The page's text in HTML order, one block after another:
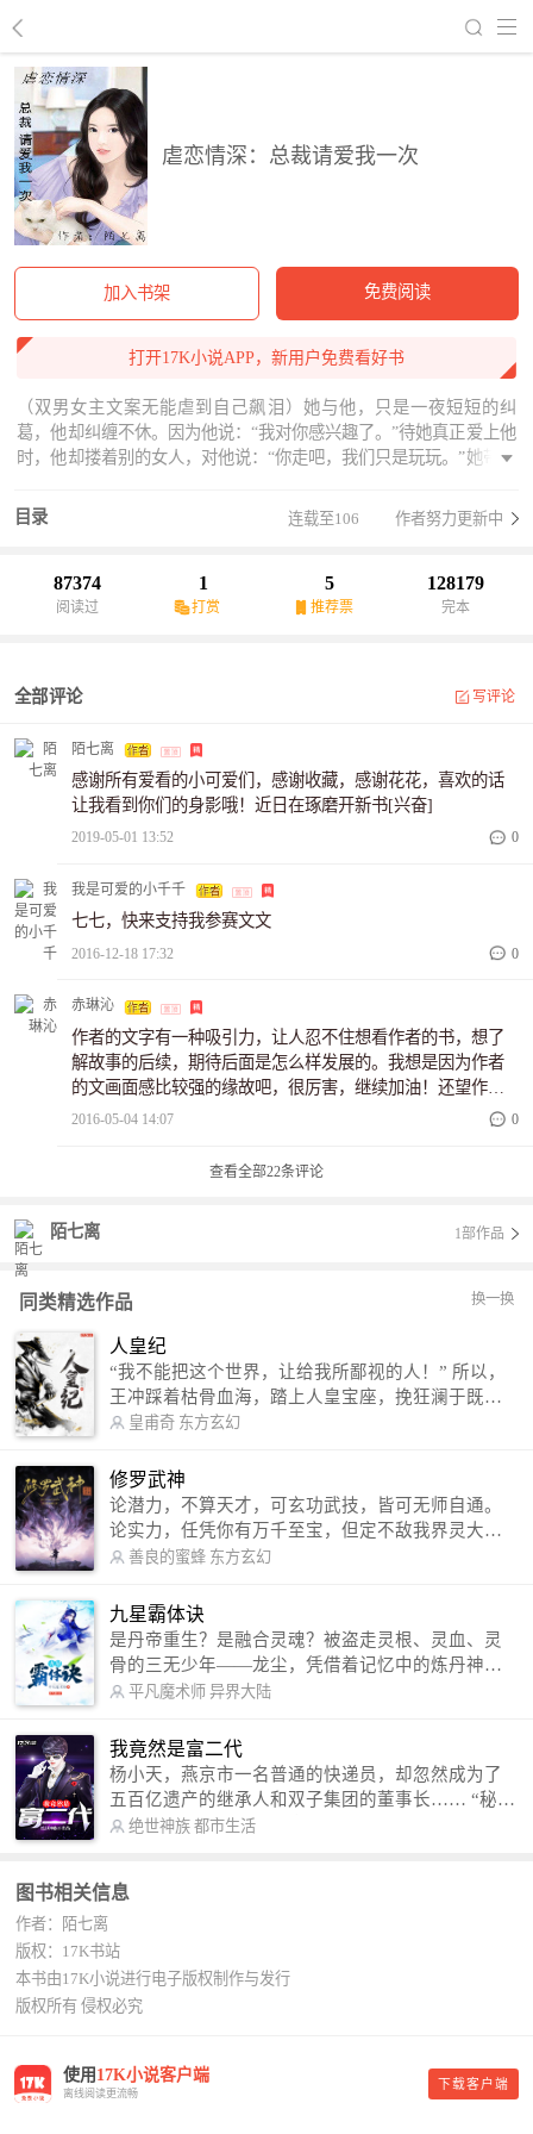
虐恋情深：总裁请爱我一次
加入书架 免费阅读
打开17K小说APP，新用户免费看好书
（双男女主文案无能虐到自己飙泪）她与他，只是一夜短短的纠
葛，他却纠缠不休。因为他说：“我对你感兴趣了。”待她真正爱上他
时，他却搂着别的女人，对他说：“你走吧，我们只是玩玩。”她带着
福……她与他，是她的纠缠。她不要钱财，不要身份，只求陪在他
身边。可是她的一厢付出，却从来没有回报。他心中，永远只有那
利用的工具.....真相揭露，他才后悔，因为他早已爱上了她：他才后
悔，原来他一直爱错了人。正是由于他的疏忽，让他爱的人，至此
目录 连载至106 作者努力更新中
87374
阅读过
1
打赏
5
推荐票
128179
完本
全部评论 写评论
陌七离
感谢所有爱看的小可爱们，感谢收藏，感谢花花，喜欢的话
让我看到你们的身影哦！近日在琢磨开新书[兴奋]
2019-05-01 13:52 0
我是可爱的小千千
七七，快来支持我参赛文文
2016-12-18 17:32 0
赤琳沁
作者的文字有一种吸引力，让人忍不住想看作者的书，想了
解故事的后续，期待后面是怎么样发展的。我想是因为作者
的文画面感比较强的缘故吧，很厉害，继续加油！还望作者
能够回访《渡灵使者》，多多垂阅，觉得还不错的话，鲜
2016-05-04 14:07 0
查看全部22条评论
陌七离 1部作品
同类精选作品 换一换
人皇纪
“我不能把这个世界，让给我所鄙视的人！” 所以，
王冲踩着枯骨血海，踏上人皇宝座，挽狂澜于既
倒，扶大厦之将倾，成就了一段无上的传说！ 微信
微博：皇甫奇（地址：http://weibo.com/u/25284575
87） QQ交流群：320238210【普通群】 574501330
【VIP订阅群】 欢迎大家关注。
皇甫奇 东方玄幻
修罗武神
论潜力，不算天才，可玄功武技，皆可无师自通。
论实力，任凭你有万千至宝，但定不敌我界灵大
军。 我是谁？天下众生视我为修罗，却不知，我以
信公众号：善良的蜜蜂后援会）
善良的蜜蜂 东方玄幻
九星霸体诀
是丹帝重生？是融合灵魂？被盗走灵根、灵血、灵
骨的三无少年——龙尘，凭借着记忆中的炼丹神
术，修行神秘功法九星霸体诀，拨开重重迷雾，解
勾搭各色美女，镇压恶鬼邪神。 江湖传闻：龙
尘一到，地吼天啸。龙尘一出，鬼泣神哭。 本
故事纯属虚构，如有雷同，那就是真事儿，想要对
号入座，抓紧时间进群：487963015 微信公众号：
平凡魔术师,或者搜索：pingfanmoshushi1982,公众
平凡魔术师 异界大陆
我竟然是富二代
杨小天，燕京市一名普通的快递员，却忽然成为了
五百亿遗产的继承人和双子集团的董事长…… “秘
书，给我定制一套百亿富翁的吃喝住行标准！” “好
呢？” “回杨总，开车太堵，已经给你安排了直升
敢想的，没有秘书办不到的。
绝世神族 都市生活
图书相关信息
作者：陌七离
版权：17K书站
本书由17K小说进行电子版权制作与发行
版权所有 侵权必究
使用 17K小说客户端
离线阅读更流畅
下载客户端